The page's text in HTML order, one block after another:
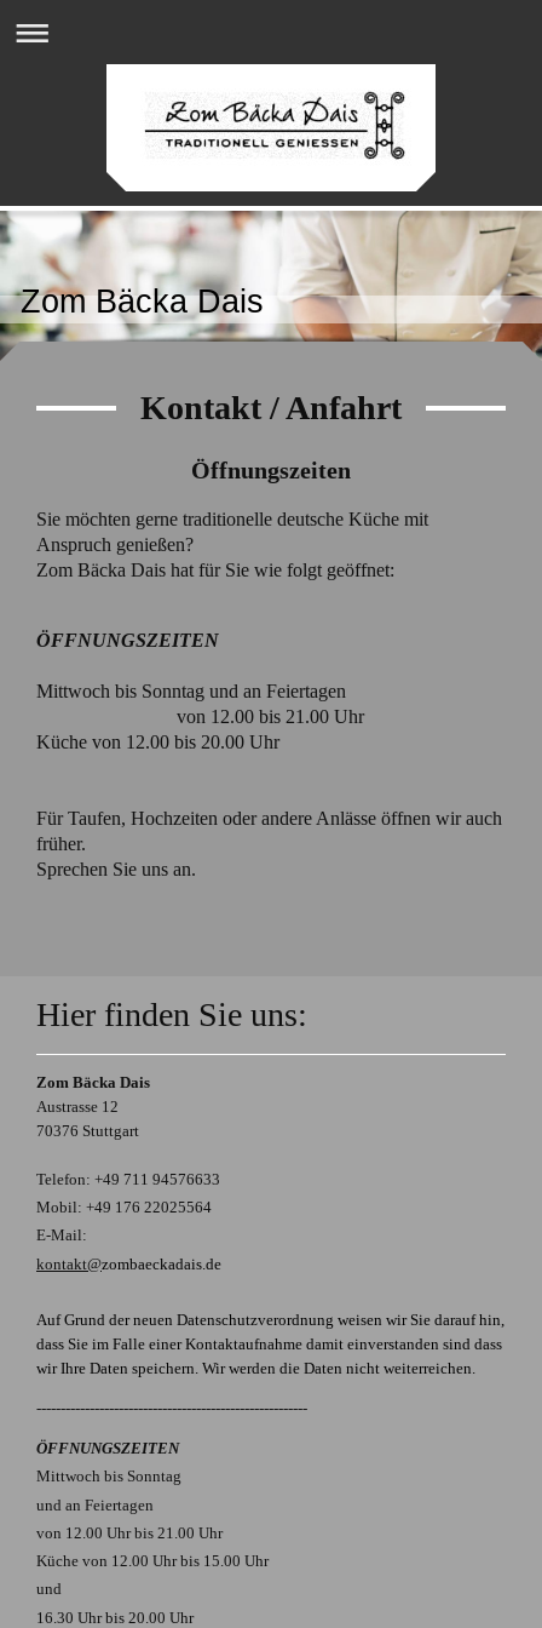
Zom Bäcka Dais
Kontakt / Anfahrt
Öffnungszeiten
Sie möchten gerne traditionelle deutsche Küche mit
Anspruch genießen?
Zom Bäcka Dais hat für Sie wie folgt geöffnet:
ÖFFNUNGSZEITEN
Mittwoch bis Sonntag und an Feiertagen
von 12.00 bis 21.00 Uhr
Küche von 12.00 bis 20.00 Uhr
Für Taufen, Hochzeiten oder andere Anlässe öffnen wir auch
früher.
Sprechen Sie uns an.
Hier finden Sie uns:
Zom Bäcka Dais
Austrasse 12
70376 Stuttgart
Telefon: +49 711 94576633
Mobil: +49 176 22025564
E-Mail:
kontakt@zombaeckadais.de
Auf Grund der neuen Datenschutzverordnung weisen wir Sie darauf hin,
dass Sie im Falle einer Kontaktaufnahme damit einverstanden sind dass
wir Ihre Daten speichern. Wir werden die Daten nicht weiterreichen.
--------------------------------------------------------
ÖFFNUNGSZEITEN
Mittwoch bis Sonntag
und an Feiertagen
von 12.00 Uhr bis 21.00 Uhr
Küche von 12.00 Uhr bis 15.00 Uhr
und
16.30 Uhr bis 20.00 Uhr